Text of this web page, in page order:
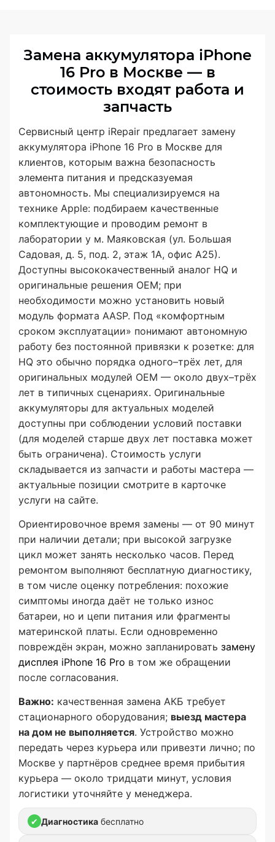
Замена аккумулятора iPhone
16 Pro в Москве — в
стоимость входят работа и
запчасть
Сервисный центр iRepair предлагает замену
аккумулятора iPhone 16 Pro в Москве для
клиентов, которым важна безопасность
элемента питания и предсказуемая
автономность. Мы специализируемся на
технике Apple: подбираем качественные
комплектующие и проводим ремонт в
лаборатории у м. Маяковская (ул. Большая
Садовая, д. 5, под. 2, этаж 1А, офис А25).
Доступны высококачественный аналог HQ и
оригинальные решения OEM; при
необходимости можно установить новый
модуль формата AASP. Под «комфортным
сроком эксплуатации» понимают автономную
работу без постоянной привязки к розетке: для
HQ это обычно порядка одного–трёх лет, для
оригинальных модулей OEM — около двух–трёх
лет в типичных сценариях. Оригинальные
аккумуляторы для актуальных моделей
доступны при соблюдении условий поставки
(для моделей старше двух лет поставка может
быть ограничена). Стоимость услуги
складывается из запчасти и работы мастера —
актуальные позиции смотрите в карточке
услуги на сайте.
Ориентировочное время замены — от 90 минут
при наличии детали; при высокой загрузке
цикл может занять несколько часов. Перед
ремонтом выполняют бесплатную диагностику,
в том числе оценку потребления: похожие
симптомы иногда даёт не только износ
батареи, но и цепи питания или фрагменты
материнской платы. Если одновременно
повреждён экран, можно запланировать замену
дисплея iPhone 16 Pro в том же обращении
после согласования.
Важно: качественная замена АКБ требует
стационарного оборудования; выезд мастера
на дом не выполняется. Устройство можно
передать через курьера или привезти лично; по
Москве у партнёров среднее время прибытия
курьера — около тридцати минут, условия
логистики уточняйте у менеджера.
✔ Диагностика бесплатно